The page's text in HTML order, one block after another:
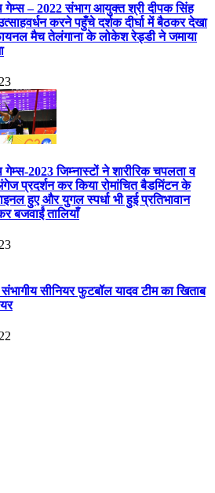
गेम्स – 2022 संभाग आयुक्त श्री दीपक सिंह
करने पहुँचे दर्शक दीर्घा में बैठकर देखा
मैच तेलंगाना के लोकेश रेड्डी ने जमाया
2023 जिम्नास्टों ने शारीरिक चपलता व
प्रदर्शन कर किया रोमांचित बैडमिंटन के
हुए और युगल स्पर्धा भी हुई प्रतिभावान
बजवाईं तालियाँ
संभागीय सीनियर फुटबॉल यादव टीम का खिताब